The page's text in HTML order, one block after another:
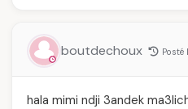
boutdechoux Posté
hala mimi ndji 3andek